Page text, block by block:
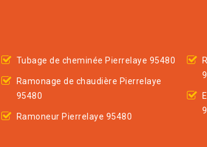
Tubage de cheminée Pierrelaye 95480
Ramonage de chaudière Pierrelaye
95480
Ramoneur Pierrelaye 95480